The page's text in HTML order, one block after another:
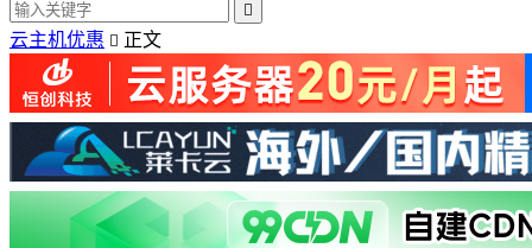

云主机优惠  正文